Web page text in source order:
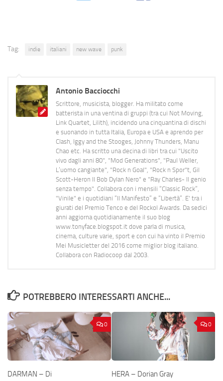
Tag: indie italiani new wave punk
Antonio Bacciocchi
Scrittore, musicista, blogger. Ha militato come
batterista in una ventina di gruppi (tra cui Not Moving,
Link Quartet, Lilith), incidendo una cinquantina di dischi
e suonando in tutta Italia, Europa e USA e aprendo per
Clash, Iggy and the Stooges, Johnny Thunders, Manu
Chao etc. Ha scritto una decina di libri tra cui "Uscito
vivo dagli anni 80", "Mod Generations", "Paul Weller,
L’uomo cangiante", "Rock n Goal", "Rock n Spor"t, Gil
Scott-Heron Il Bob Dylan Nero" e "Ray Charles- Il genio
senza tempo". Collabora con i mensili “Classic Rock”,
"Vinile" e i quotidiani “Il Manifesto” e “Libertà”. E' tra i
giurati del Premio Tenco e del Rockol Awards. Da sedici
anni aggiorna quotidianamente il suo blog
www.tonyface.blogspot.it dove parla di musica,
cinema, culture varie, sport e con cui ha vinto il Premio
Mei Musicletter del 2016 come miglior blog italiano.
Collabora con Radiocoop dal 2003.
POTREBBERO INTERESSARTI ANCHE...
0
DARMAN – Di
0
HERA – Dorian Gray